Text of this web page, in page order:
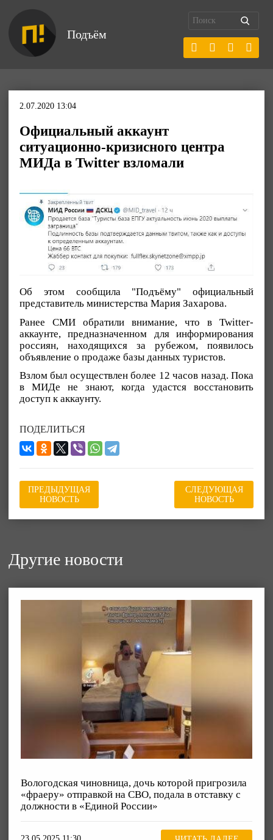
Подъём
2.07.2020 13:04
Официальный аккаунт
ситуационно-кризисного центра
МИДа в Twitter взломали
Об этом сообщила "Подъёму" официальный
представитель министерства Мария Захарова.
Ранее СМИ обратили внимание, что в Twitter-
аккаунте, предназначенном для информирования
россиян, находящихся за рубежом, появилось
объявление о продаже базы данных туристов.
Взлом был осуществлен более 12 часов назад. Пока
в МИДе не знают, когда удастся восстановить
доступ к аккаунту.
ПОДЕЛИТЬСЯ
ПРЕДЫДУЩАЯ
НОВОСТЬ
СЛЕДУЮЩАЯ
НОВОСТЬ
Другие новости
Вологодская чиновница, дочь которой пригрозила
«фраеру» отправкой на СВО, подала в отставку с
должности в «Единой России»